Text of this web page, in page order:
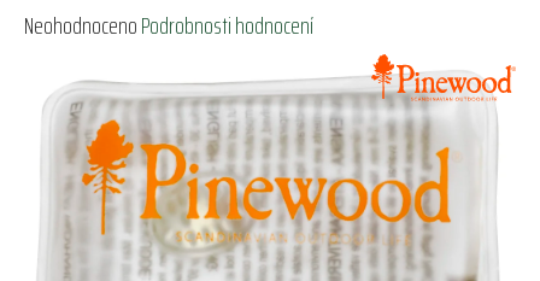
Průměrné
produktu
hvězdiček.
NeohodnocenoPodrobnosti hodnocení